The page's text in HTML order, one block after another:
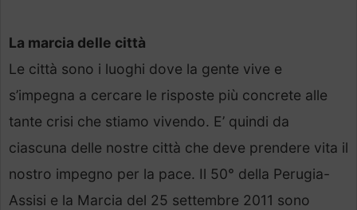
La marcia delle città
Le città sono i luoghi dove la gente vive e
s’impegna a cercare le risposte più concrete alle
tante crisi che stiamo vivendo. E’ quindi da
ciascuna delle nostre città che deve prendere vita il
nostro impegno per la pace. Il 50° della Perugia-
Assisi e la Marcia del 25 settembre 2011 sono